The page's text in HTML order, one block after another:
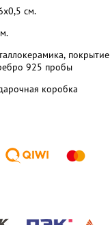
см.
покрытие
925 пробы
коробка